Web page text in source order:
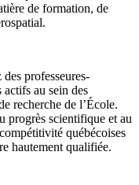
de formation, de
professeures-
actifs au sein des
recherche de l’École.
progrès scientifique et au
québécoises
hautement qualifiée.